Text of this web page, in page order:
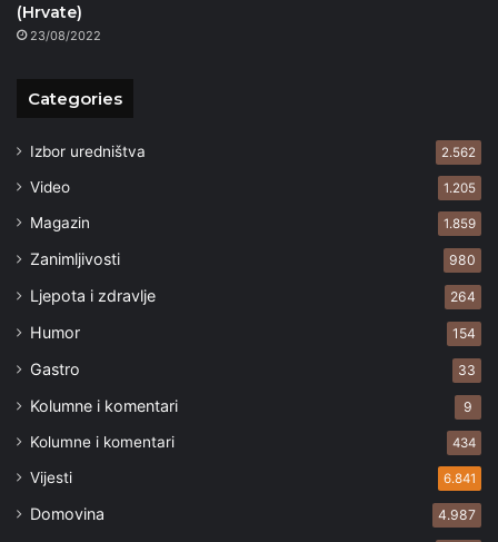
(Hrvate)
23/08/2022
Categories
Izbor uredništva 2.562
Video 1.205
Magazin 1.859
Zanimljivosti 980
Ljepota i zdravlje 264
Humor 154
Gastro 33
Kolumne i komentari 9
Kolumne i komentari 434
Vijesti 6.841
Domovina 4.987